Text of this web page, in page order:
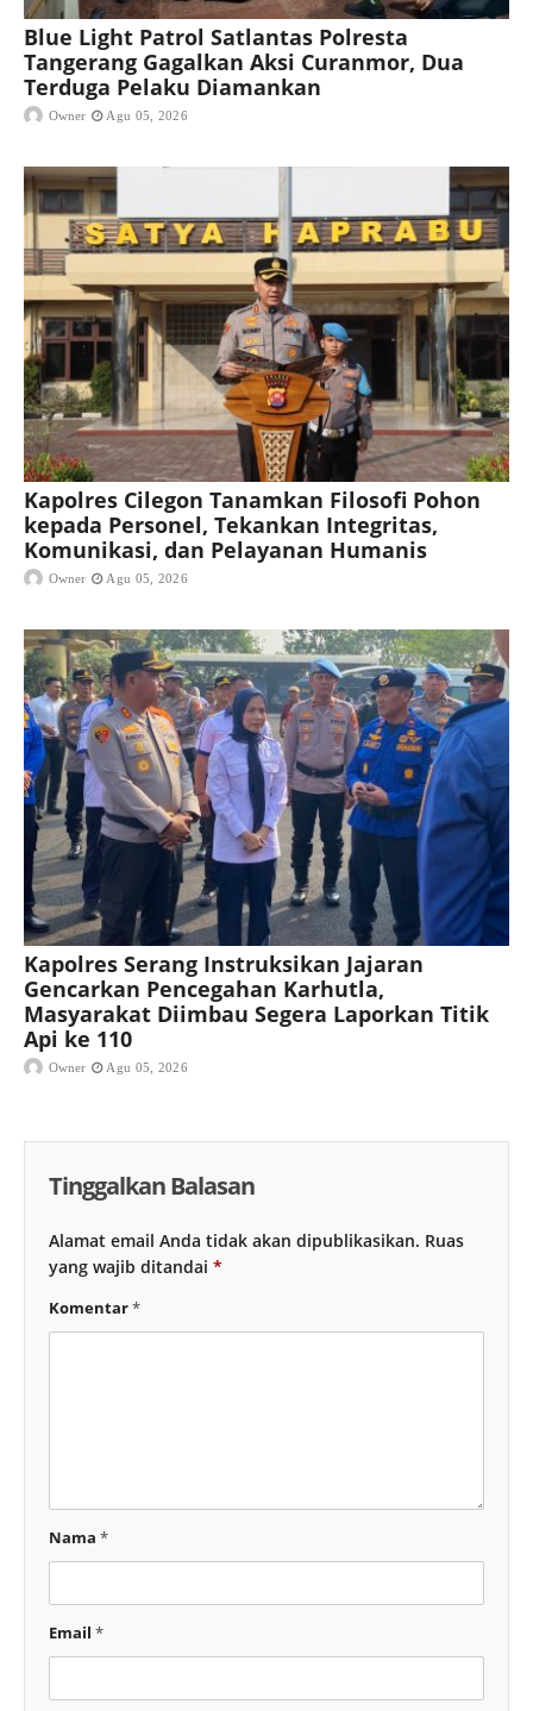
Blue Light Patrol Satlantas Polresta
Tangerang Gagalkan Aksi Curanmor, Dua
Terduga Pelaku Diamankan
Owner Agu 05, 2026
Kapolres Cilegon Tanamkan Filosofi Pohon
kepada Personel, Tekankan Integritas,
Komunikasi, dan Pelayanan Humanis
Owner Agu 05, 2026
Kapolres Serang Instruksikan Jajaran
Gencarkan Pencegahan Karhutla,
Masyarakat Diimbau Segera Laporkan Titik
Api ke 110
Owner Agu 05, 2026
Tinggalkan Balasan
Alamat email Anda tidak akan dipublikasikan. Ruas
yang wajib ditandai *
Komentar*
Nama *
Email *